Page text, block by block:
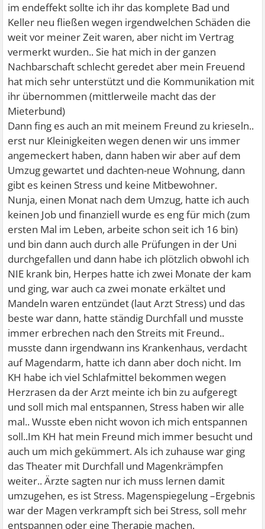
im endeffekt sollte ich ihr das komplete Bad und
Keller neu fließen wegen irgendwelchen Schäden die
weit vor meiner Zeit waren, aber nicht im Vertrag
vermerkt wurden.. Sie hat mich in der ganzen
Nachbarschaft schlecht geredet aber mein Freuend
hat mich sehr unterstützt und die Kommunikation mit
ihr übernommen (mittlerweile macht das der
Mieterbund)
Dann fing es auch an mit meinem Freund zu krieseln..
erst nur Kleinigkeiten wegen denen wir uns immer
angemeckert haben, dann haben wir aber auf dem
Umzug gewartet und dachten-neue Wohnung, dann
gibt es keinen Stress und keine Mitbewohner.
Nunja, einen Monat nach dem Umzug, hatte ich auch
keinen Job und finanziell wurde es eng für mich (zum
ersten Mal im Leben, arbeite schon seit ich 16 bin)
und bin dann auch durch alle Prüfungen in der Uni
durchgefallen und dann habe ich plötzlich obwohl ich
NIE krank bin, Herpes hatte ich zwei Monate der kam
und ging, war auch ca zwei monate erkältet und
Mandeln waren entzündet (laut Arzt Stress) und das
beste war dann, hatte ständig Durchfall und musste
immer erbrechen nach den Streits mit Freund..
musste dann irgendwann ins Krankenhaus, verdacht
auf Magendarm, hatte ich dann aber doch nicht. Im
KH habe ich viel Schlafmittel bekommen wegen
Herzrasen da der Arzt meinte ich bin zu aufgeregt
und soll mich mal entspannen, Stress haben wir alle
mal.. Wusste eben nicht wovon ich mich entspannen
soll..Im KH hat mein Freund mich immer besucht und
auch um mich gekümmert. Als ich zuhause war ging
das Theater mit Durchfall und Magenkrämpfen
weiter.. Ärzte sagten nur ich muss lernen damit
umzugehen, es ist Stress. Magenspiegelung –Ergebnis
war der Magen verkrampft sich bei Stress, soll mehr
entspannen oder eine Therapie machen.